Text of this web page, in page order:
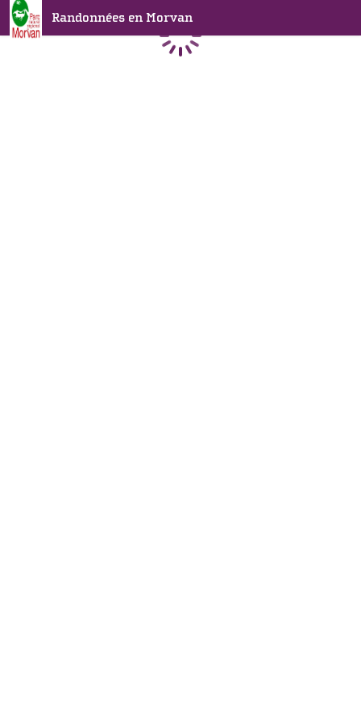
Randonnées en Morvan
Chargement